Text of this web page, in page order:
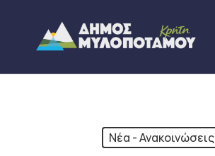
content
Νέα - Ανακοινώσεις